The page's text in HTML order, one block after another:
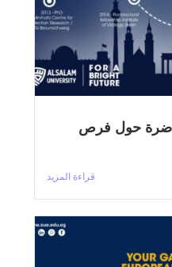
حول فرص
قراءة المزيد